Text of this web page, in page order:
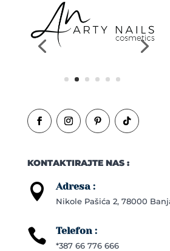
KONTAKTIRAJTE NAS :
 Adresa :
Nikole Pašića 2, 78000
 Telefon :
*387 66 776 666